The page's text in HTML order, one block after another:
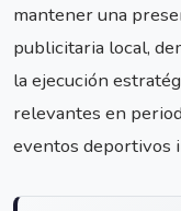
mantener una
publicitaria local,
la ejecución
relevantes en
eventos deportivos